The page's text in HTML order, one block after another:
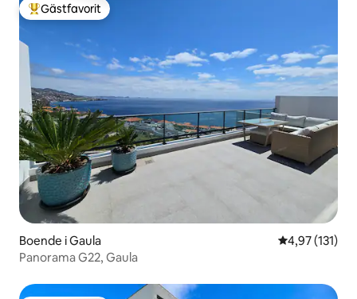
Populär gästfavorit
Gästfavorit
Boende i Gaula 4,97 av 5 i
4,97 (131)
Panorama G22, Gaula